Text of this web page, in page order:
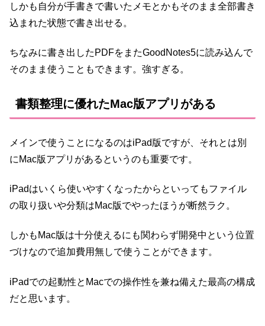
しかも自分が手書きで書いたメモとかもそのまま全部書き
込まれた状態で書き出せる。
ちなみに書き出したPDFをまたGoodNotes5に読み込んで
そのまま使うこともできます。強すぎる。
書類整理に優れたMac版アプリがある
メインで使うことになるのはiPad版ですが、それとは別
にMac版アプリがあるというのも重要です。
iPadはいくら使いやすくなったからといってもファイル
の取り扱いや分類はMac版でやったほうが断然ラク。
しかもMac版は十分使えるにも関わらず開発中という位置
づけなので追加費用無しで使うことができます。
iPadでの起動性とMacでの操作性を兼ね備えた最高の構成
だと思います。